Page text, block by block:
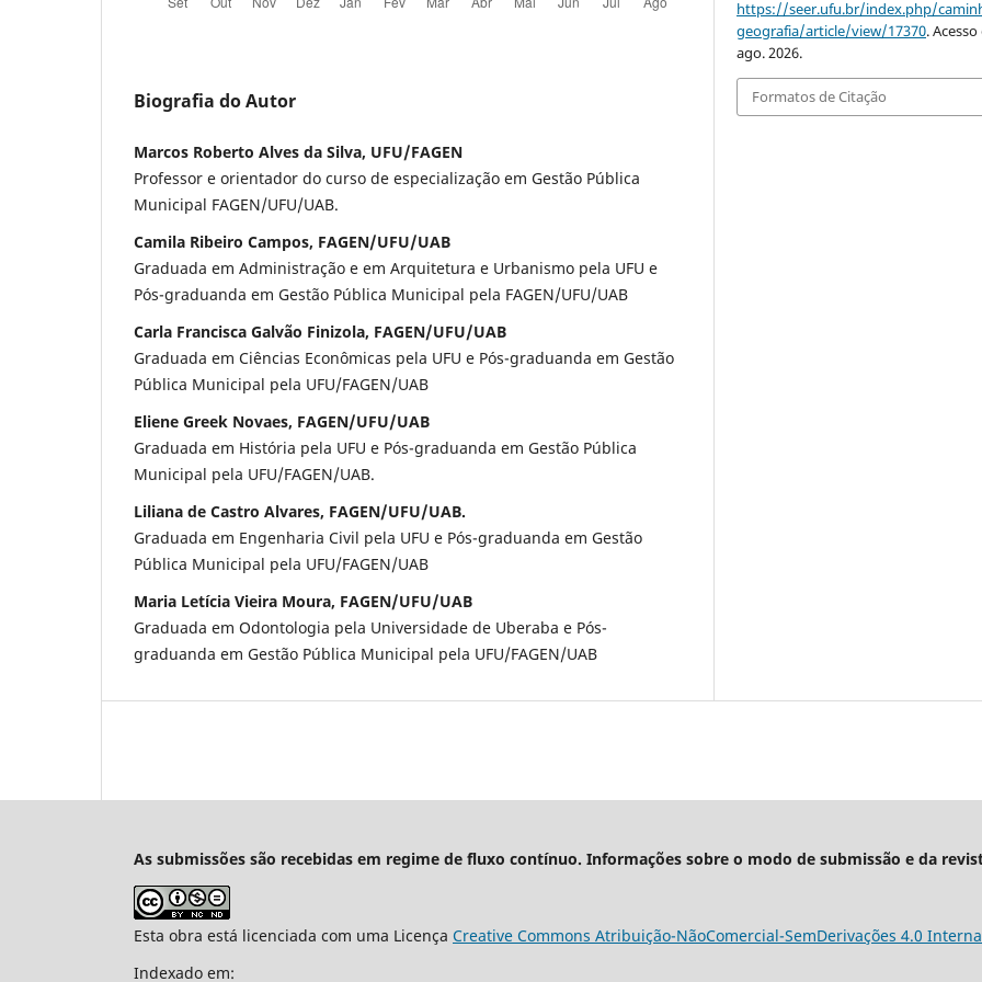
Biografia do Autor
Marcos Roberto Alves da Silva, UFU/FAGEN
Professor e orientador do curso de especialização em Gestão Pública
Municipal FAGEN/UFU/UAB.
Camila Ribeiro Campos, FAGEN/UFU/UAB
Graduada em Administração e em Arquitetura e Urbanismo pela UFU e
Pós-graduanda em Gestão Pública Municipal pela FAGEN/UFU/UAB
Carla Francisca Galvão Finizola, FAGEN/UFU/UAB
Graduada em Ciências Econômicas pela UFU e Pós-graduanda em Gestão
Pública Municipal pela UFU/FAGEN/UAB
Eliene Greek Novaes, FAGEN/UFU/UAB
Graduada em História pela UFU e Pós-graduanda em Gestão Pública
Municipal pela UFU/FAGEN/UAB.
Liliana de Castro Alvares, FAGEN/UFU/UAB.
Graduada em Engenharia Civil pela UFU e Pós-graduanda em Gestão
Pública Municipal pela UFU/FAGEN/UAB
Maria Letícia Vieira Moura, FAGEN/UFU/UAB
Graduada em Odontologia pela Universidade de Uberaba e Pós-
graduanda em Gestão Pública Municipal pela UFU/FAGEN/UAB
https://seer.ufu.br/index.php/
geografia/article/view/17370.
ago. 2026.
Formatos de Citação
As submissões são recebidas em regime de fluxo contínuo. Informações sobre o modo de submissão e da
Esta obra está licenciada com uma Licença Creative Commons Atribuição-NãoComercial-SemDerivações 4.0
Indexado em: